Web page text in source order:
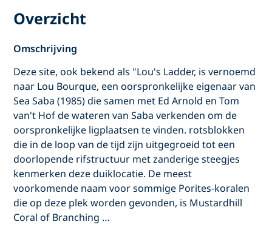
Overzicht
Omschrijving
Deze site, ook bekend als "Lou's Ladder, is vernoemd
naar Lou Bourque, een oorspronkelijke eigenaar van
Sea Saba (1985) die samen met Ed Arnold en Tom
van't Hof de wateren van Saba verkenden om de
oorspronkelijke ligplaatsen te vinden. rotsblokken
die in de loop van de tijd zijn uitgegroeid tot een
doorlopende rifstructuur met zanderige steegjes
kenmerken deze duiklocatie. De meest
voorkomende naam voor sommige Porites-koralen
die op deze plek worden gevonden, is Mustardhill
Coral of Branching …